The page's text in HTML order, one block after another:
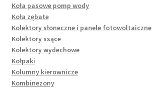
Koła pasowe pomp wody
Koła zębate
Kolektory słoneczne i panele fotowoltaiczne
Kolektory ssące
Kolektory wydechowe
Kołpaki
Kolumny kierownicze
Kombinezony